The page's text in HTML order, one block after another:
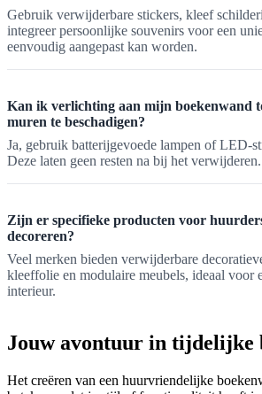
Gebruik verwijderbare stickers, kleef
integreer persoonlijke souvenirs voor een
eenvoudig aangepast kan worden.
Kan ik verlichting aan mijn boekenwand
muren te beschadigen?
Ja, gebruik batterijgevoede lampen of LED-
Deze laten geen resten na bij het verwijderen.
Zijn er specifieke producten voor
decoreren?
Veel merken bieden verwijderbare
kleeffolie en modulaire meubels, ideaal voor
interieur.
Jouw avontuur in tijdelijke
Het creëren van een huurvriendelijke